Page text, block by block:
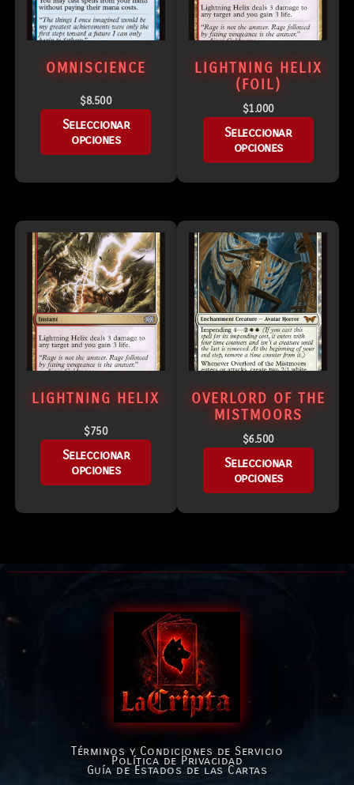
OMNISCIENCE
$8.500
Seleccionar
opciones
LIGHTNING HELIX
(FOIL)
$1.000
Seleccionar
opciones
LIGHTNING HELIX
$750
Seleccionar
opciones
OVERLORD OF THE
MISTMOORS
$6.500
Seleccionar
opciones
Términos y Condiciones de Servicio
Política de Privacidad
Guía de Estados de las Cartas